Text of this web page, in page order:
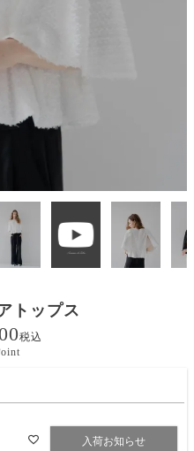
トップス
税込
入荷お知らせ